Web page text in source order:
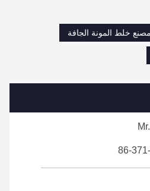
خلط المونة الجافة
86-